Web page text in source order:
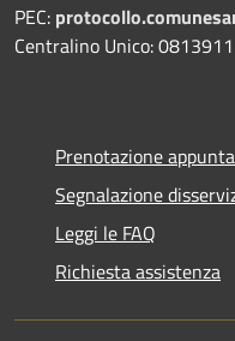
PEC:
Centralino Unico:
Prenotazione
Segnalazione
Leggi le FAQ
Richiesta assistenza